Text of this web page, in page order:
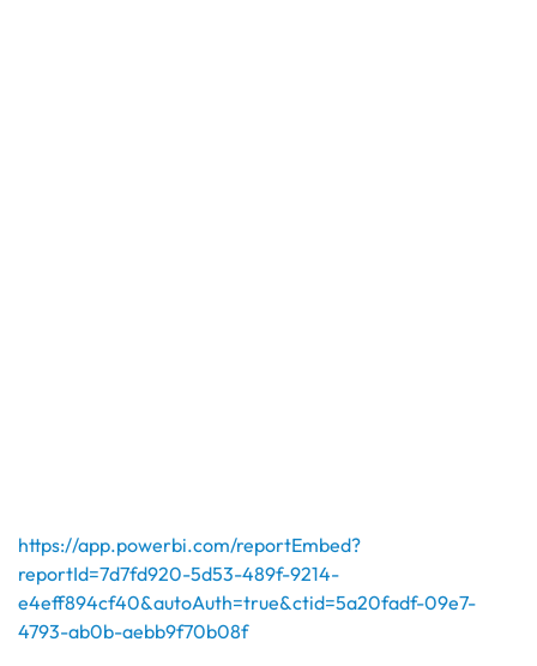
https://app.powerbi.com/reportEmbed?
reportId=7d7fd920-5d53-489f-9214-
e4eff894cf40&autoAuth=true&ctid=5a20fadf-09e7-
4793-ab0b-aebb9f70b08f